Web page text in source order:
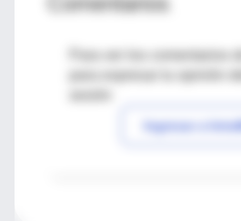
Para ver los comentarios
Ingresar a